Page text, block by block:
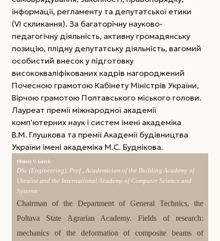
інформації, регламенту та депутатської етики
(VI скликання). За багаторічну науково-
педагогічну діяльність, активну громадянську
позицію, плідну депутатську діяльність, вагомий
особистий внесок у підготовку
висококваліфікованих кадрів нагороджений
Почесною грамотою Кабінету Міністрів України,
Вірчою грамотою Полтавського міського голови.
Лауреат премії міжнародної академії
комп’ютерних наук і систем імені академіка
В.М. Глушкова та премії Академії будівництва
України імені академіка М.С. Буднікова.
Oleksiy V. Goryk
DSc (Engineering), Prof., Academician of the Building Academy of
Ukraine and the International Academy of Computer Science and
Systems.
Chairman of the Department of General Technics, the
Poltava State Agrarian Academy. Fields of research:
mechanics of the deformation of composite beams of